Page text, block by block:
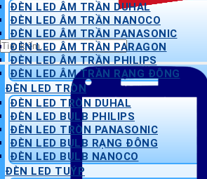
Tìm
kiếm:
ĐÈN LED ÂM TRẦN DUHAL
ĐÈN LED ÂM TRẦN NANOCO
ĐÈN LED ÂM TRẦN PANASONIC
ĐÈN LED ÂM TRẦN PARAGON
ĐÈN LED ÂM TRẦN PHILIPS
ĐÈN LED ÂM TRẦN RẠNG ĐÔNG
ĐÈN LED TRÒN
ĐÈN LED TRÒN DUHAL
ĐÈN LED BULB PHILIPS
ĐÈN LED TRÒN PANASONIC
ĐÈN LED BULB RẠNG ĐÔNG
ĐÈN LED BULB NANOCO
ĐÈN LED TUÝP